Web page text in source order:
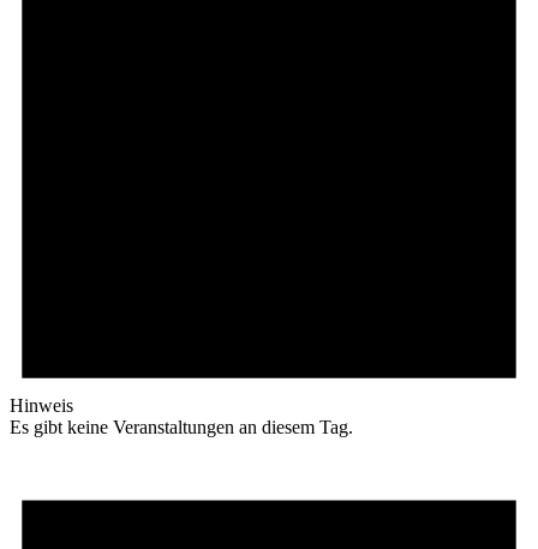
Hinweis
Es gibt keine Veranstaltungen an diesem Tag.